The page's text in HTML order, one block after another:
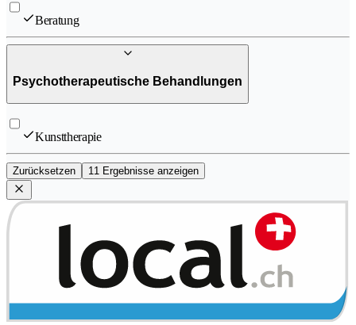
Beratung
Psychotherapeutische Behandlungen
Kunsttherapie
Zurücksetzen 11 Ergebnisse anzeigen